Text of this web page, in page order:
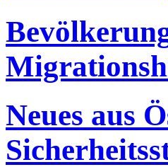
Neues aus